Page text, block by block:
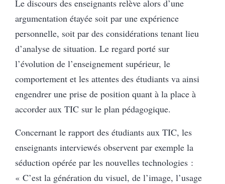
Le discours des enseignants relève alors d’une
argumentation étayée soit par une expérience
personnelle, soit par des considérations tenant lieu
d’analyse de situation. Le regard porté sur
l’évolution de l’enseignement supérieur, le
comportement et les attentes des étudiants va ainsi
engendrer une prise de position quant à la place à
accorder aux TIC sur le plan pédagogique.
Concernant le rapport des étudiants aux TIC, les
enseignants interviewés observent par exemple la
séduction opérée par les nouvelles technologies :
« C’est la génération du visuel, de l’image, l’usage